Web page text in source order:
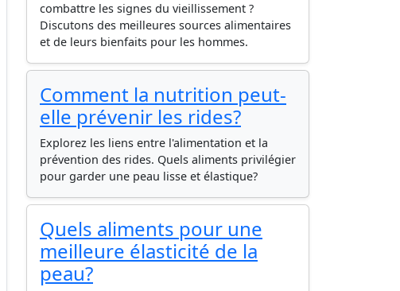
combattre les signes du vieillissement ?
Discutons des meilleures sources alimentaires
et de leurs bienfaits pour les hommes.
Comment la nutrition peut-
elle prévenir les rides?
Explorez les liens entre l'alimentation et la
prévention des rides. Quels aliments privilégier
pour garder une peau lisse et élastique?
Quels aliments pour une
meilleure élasticité de la
peau?